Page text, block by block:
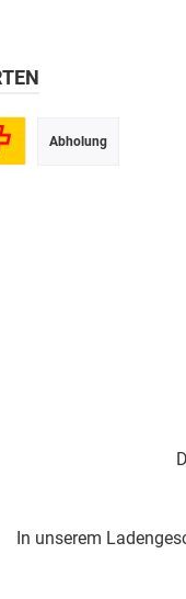
Abholung
In unserem